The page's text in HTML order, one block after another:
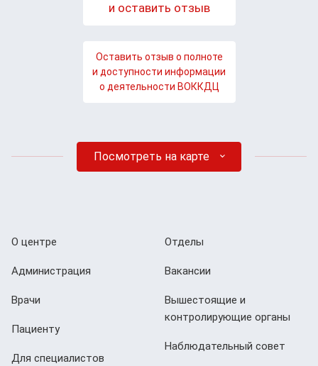
и оставить отзыв
Оставить отзыв о полноте
и доступности информации
о деятельности ВОККДЦ
Посмотреть на карте
О центре
Администрация
Врачи
Пациенту
Для специалистов
Отделы
Вакансии
Вышестоящие и
контролирующие органы
Наблюдательный совет